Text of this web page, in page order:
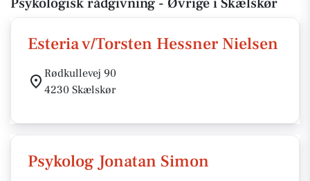
Esteria v/Torsten Hessner Nielsen
Rødkullevej 90
4230 Skælskør
Psykolog Jonatan Simon